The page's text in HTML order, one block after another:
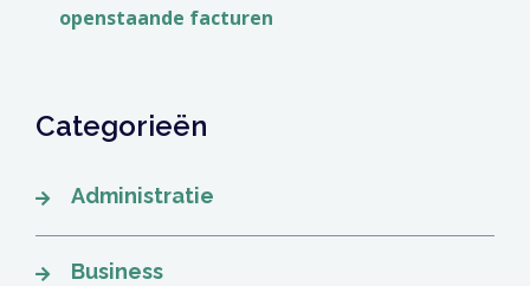
openstaande facturen
Categorieën
Administratie
Business